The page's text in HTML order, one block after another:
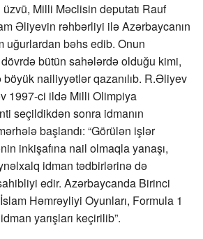
Milli Məclisin deputatı Rauf
Əliyevin rəhbərliyi ilə Azərbaycanın
uğurlardan bəhs edib. Onun
bütün sahələrdə olduğu kimi,
nailiyyətlər qazanılıb. R.Əliyev
1997-ci ildə Milli Olimpiya
seçildikdən sonra idmanın
başlandı: “Görülən işlər
inkişafına nail olmaqla yanaşı,
idman tədbirlərinə də
edir. Azərbaycanda Birinci
Həmrəyliyi Oyunları, Formula 1
yarışları keçirilib”.